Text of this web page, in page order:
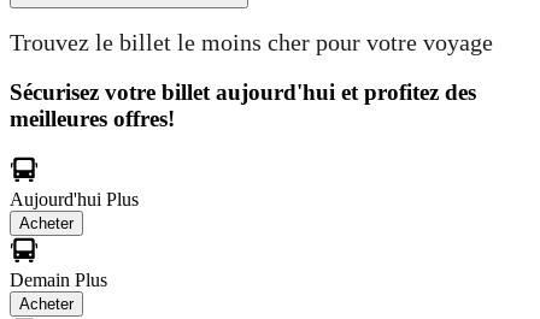
Trouvez le billet le moins cher pour votre voyage
Sécurisez votre billet aujourd'hui et profitez des
meilleures offres!
Aujourd'hui Plus
Acheter
Demain Plus
Acheter